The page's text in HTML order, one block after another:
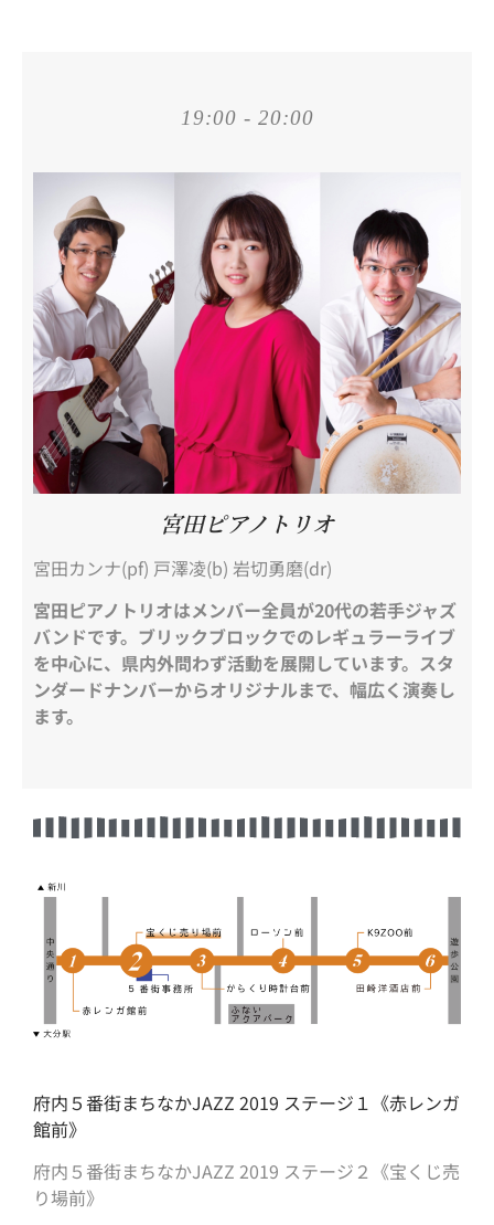
19:00 - 20:00
宮田ピアノトリオ
宮田カンナ(pf) 戸澤凌(b) 岩切勇磨(dr)
宮田ピアノトリオはメンバー全員が20代の若手ジャズ
バンドです。ブリックブロックでのレギュラーライブ
を中心に、県内外問わず活動を展開しています。スタ
ンダードナンバーからオリジナルまで、幅広く演奏し
ます。
府内５番街まちなかJAZZ 2019 ステージ１《赤レンガ
館前》
府内５番街まちなかJAZZ 2019 ステージ２《宝くじ売
り場前》